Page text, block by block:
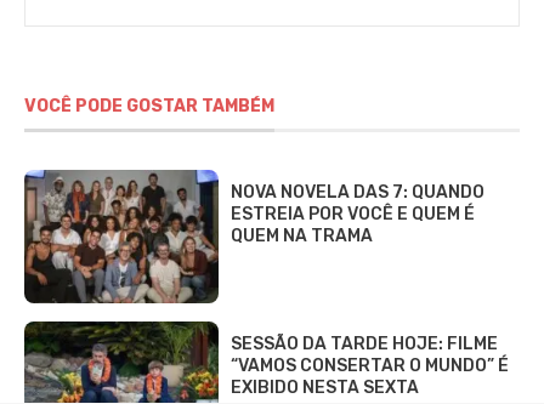
VOCÊ PODE GOSTAR TAMBÉM
NOVA NOVELA DAS 7: QUANDO
ESTREIA POR VOCÊ E QUEM É
QUEM NA TRAMA
SESSÃO DA TARDE HOJE: FILME
“VAMOS CONSERTAR O MUNDO” É
EXIBIDO NESTA SEXTA